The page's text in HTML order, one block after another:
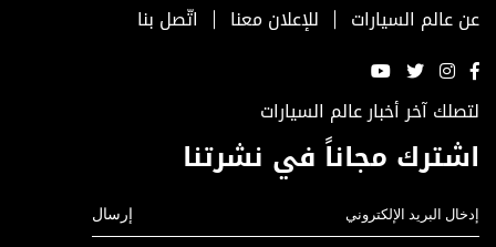
عن عالم السيارات للإعلان معنا اتّصل بنا
لتصلك آخر أخبار عالم السيارات
اشترك مجاناً في نشرتنا